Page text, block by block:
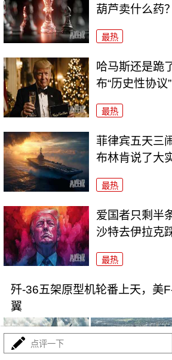
葫芦卖什么药？
最热
哈马斯还是跪
布“历史性协议”
最热
菲律宾五天三
布林肯说了大
最热
爱国者只剩半
沙特去伊拉克
最热
歼-36五架原型机轮番上天，美
翼
点评一下